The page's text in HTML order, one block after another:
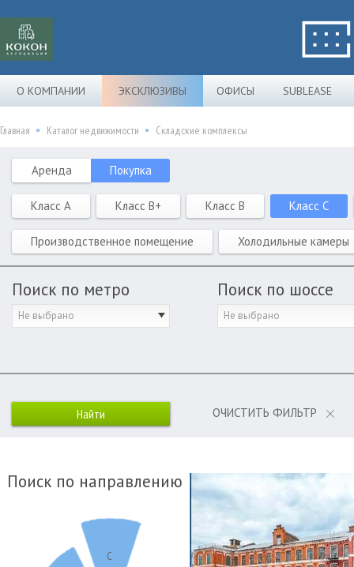
О КОМПАНИИ ЭКСКЛЮЗИВЫ ОФИСЫ SUBLEASE
Главная Каталог недвижимости Складские комплексы
Аренда Покупка
Класс A Класс B+ Класс B Класс C
Производственное помещение Холодильные камеры
Поиск по метро
Не выбрано
Поиск по шоссе
Не выбрано
ОЧИСТИТЬ ФИЛЬТР
Поиск по направлению
С